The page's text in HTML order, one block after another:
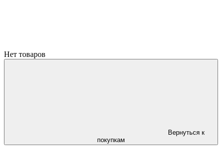
Нет товаров
Вернуться к
покупкам